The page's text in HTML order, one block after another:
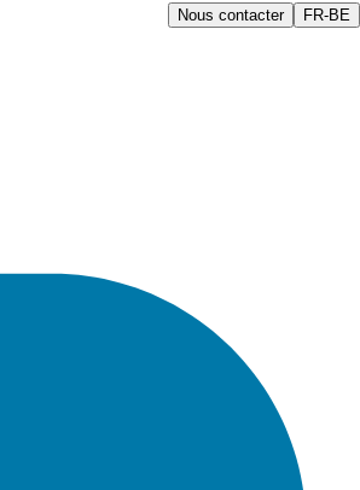
Nous contacter FR-BE